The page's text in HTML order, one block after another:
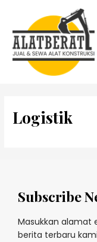
Logistik
Subscribe
Masukkan alamat
berita terbaru